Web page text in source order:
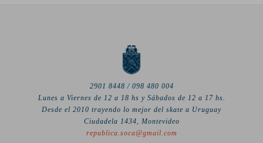
2901 8448 / 098 480 004
Lunes a Viernes de 12 a 18 hs y Sábados de 12 a 17 hs.
Desde el 2010 trayendo lo mejor del skate a Uruguay
Ciudadela 1434, Montevideo
republica.soca@gmail.com